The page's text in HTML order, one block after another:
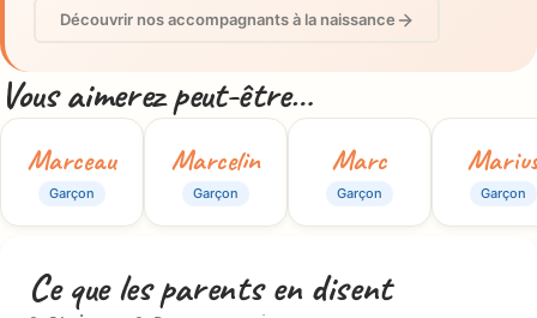
Découvrir nos accompagnants à la naissance
Vous aimerez peut-être…
Marceau
Garçon
Marcelin
Garçon
Marc
Garçon Garçon
Ce que les parents en disent